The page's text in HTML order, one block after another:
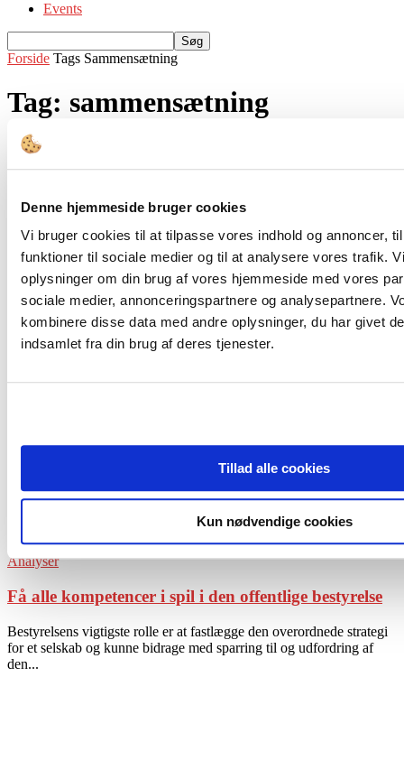
Denne hjemmeside bruger cookies
Vi bruger cookies til at tilpasse vores indhold og annoncer,
funktioner til sociale medier og til at analysere vores trafik.
oplysninger om din brug af vores hjemmeside med vores
sociale medier, annonceringspartnere og analysepartnere.
kombinere disse data med andre oplysninger, du har givet
indsamlet fra din brug af deres tjenester.
Tillad alle cookies
Kun nødvendige cookies
Events
Forside Tags Sammensætning
Tag: sammensætning
Bestyrelsessammensætning
Forsyningsbestyrelser for fremtiden
udvikling af god selskabsledelse et centralt element, som skal
Analyser
Få alle kompetencer i spil i den offentlige bestyrelse
Bestyrelsens vigtigste rolle er at fastlægge den overordnede strategi
for et selskab og kunne bidrage med sparring til og udfordring af
den...